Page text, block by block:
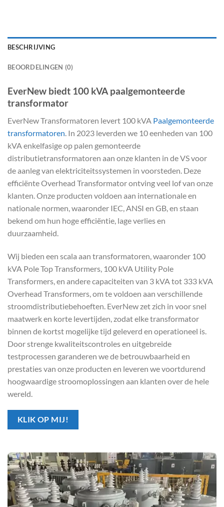
BESCHRIJVING
BEOORDELINGEN (0)
EverNew biedt 100 kVA paalgemonteerde
transformator
EverNew Transformatoren levert 100 kVA Paalgemonteerde
transformatoren . In 2023 leverden we 10 eenheden van 100
kVA enkelfasige op palen gemonteerde
distributietransformatoren aan onze klanten in de VS voor
de aanleg van elektriciteitssystemen in voorsteden. Deze
efficiënte Overhead Transformator ontving veel lof van onze
klanten. Onze producten voldoen aan internationale en
nationale normen, waaronder IEC, ANSI en GB, en staan
bekend om hun hoge efficiëntie, lage verlies en
duurzaamheid.
Wij bieden een scala aan transformatoren, waaronder 100
kVA Pole Top Transformers, 100 kVA Utility Pole
Transformers, en andere capaciteiten van 3 kVA tot 333 kVA
Overhead Transformers, om te voldoen aan verschillende
stroomdistributiebehoeften. EverNew zet zich in voor snel
maatwerk en korte levertijden, zodat elke transformator
binnen de kortst mogelijke tijd geleverd en operationeel is.
Door strenge kwaliteitscontroles en uitgebreide
testprocessen garanderen we de betrouwbaarheid en
prestaties van onze producten en leveren we voortdurend
hoogwaardige stroomoplossingen aan klanten over de hele
wereld.
KLIK OP MIJ!